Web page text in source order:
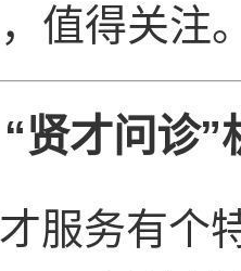
值得关注
贤才问诊”
服务有个